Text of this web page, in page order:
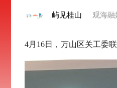
屿见桂山 观海融
4月16日，万山区关工委